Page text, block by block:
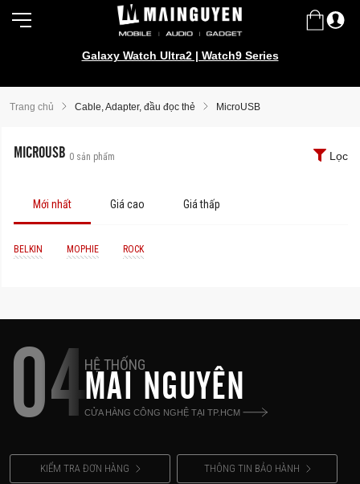
Galaxy Watch Ultra2 | Watch9 Series
Samsung Galaxy Z Fold8 | Z Flip8
Trang chủ Cable, Adapter, đầu đọc thẻ MicroUSB
MICROUSB 0 sản phẩm Lọc
Mới nhất Giá cao Giá thấp
BELKIN MOPHIE ROCK
04HỆ THỐNG
MAI NGUYÊN
CỬA HÀNG CÔNG NGHỆ TẠI TP.HCM
KIỂM TRA ĐƠN HÀNG THÔNG TIN BẢO HÀNH